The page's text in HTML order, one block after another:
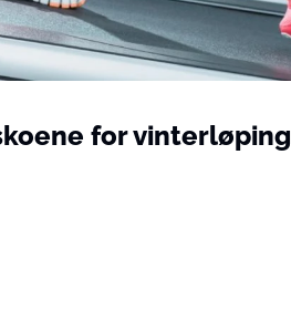
for vinterløping